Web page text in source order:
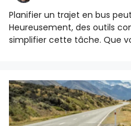
Planifier un trajet en bus
Heureusement, des outils
simplifier cette tâche. Que